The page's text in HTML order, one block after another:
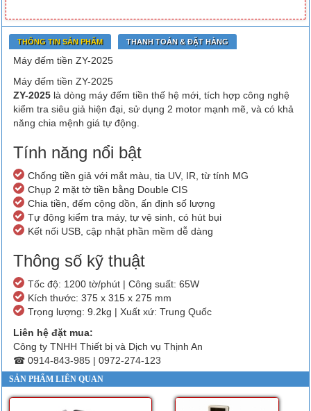
THÔNG TIN SẢN PHẨM THANH TOÁN & ĐẶT HÀNG
Máy đếm tiền ZY-2025
Máy đếm tiền ZY-2025
ZY-2025là dòng máy đếm tiền thế hệ mới, tích hợp công nghệ
kiểm tra siêu giả hiện đại, sử dụng 2 motor mạnh mẽ, và có khả
năng chia mệnh giá tự động.
Tính năng nổi bật
Chống tiền giả với mắt màu, tia UV, IR, từ tính MG
Chụp 2 mặt tờ tiền bằng Double CIS
Chia tiền, đếm cộng dồn, ấn định số lượng
Tự động kiểm tra máy, tự vệ sinh, có hút bụi
Kết nối USB, cập nhật phần mềm dễ dàng
Thông số kỹ thuật
Tốc độ: 1200 tờ/phút | Công suất: 65W
Kích thước: 375 x 315 x 275 mm
Trọng lượng: 9.2kg | Xuất xứ: Trung Quốc
Liên hệ đặt mua:
Công ty TNHH Thiết bị và Dịch vụ Thịnh An
☎ 0914-843-985 | 0972-274-123
SẢN PHẨM LIÊN QUAN